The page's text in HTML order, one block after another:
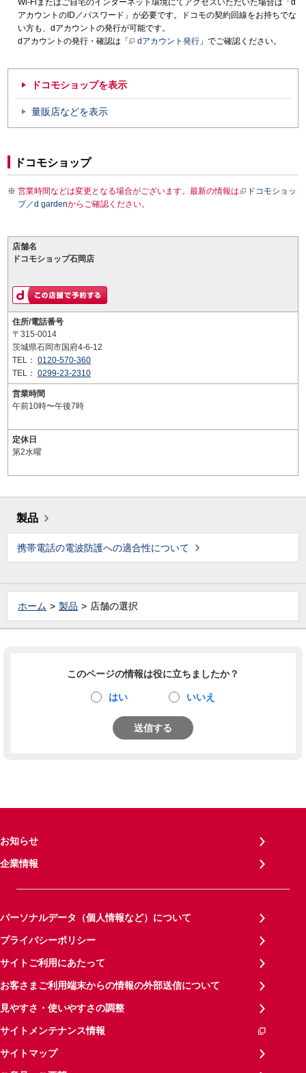
Wi-Fiまたはご自宅のインターネット環境にてアクセスいただいた場合は「d
アカウントのID／パスワード」が必要です。ドコモの契約回線をお持ちでな
い方も、dアカウントの発行が可能です。
dアカウントの発行・確認は「
dアカウント発行 」でご確認ください。
ドコモショップを表示
量販店などを表示
ドコモショップ
営業時間などは変更となる場合がございます。最新の情報は
ドコモショッ
プ／d gardenからご確認ください。
店舗名
ドコモショップ石岡店
住所/電話番号
〒315-0014
茨城県石岡市国府4-6-12
TEL： 0120-570-360
TEL： 0299-23-2310
営業時間
午前10時〜午後7時
定休日
第2水曜
製品
携帯電話の電波防護への適合性について
ホーム 製品 店舗の選択
このページの情報は役に立ちましたか？
はい いいえ
送信する
お知らせ
企業情報
パーソナルデータ（個人情報など）について
プライバシーポリシー
サイトご利用にあたって
お客さまご利用端末からの情報の外部送信について
見やすさ・使いやすさの調整
サイトメンテナンス情報
サイトマップ